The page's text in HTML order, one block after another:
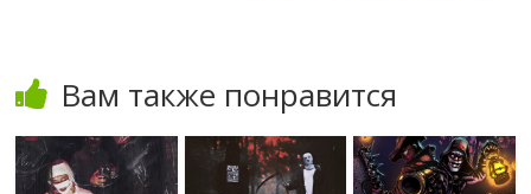
Вам также понравится